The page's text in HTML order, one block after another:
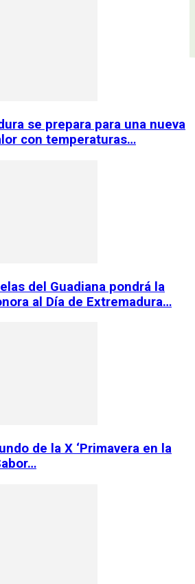
se prepara para una nueva
con temperaturas…
del Guadiana pondrá la
al Día de Extremadura…
de la X ‘Primavera en la